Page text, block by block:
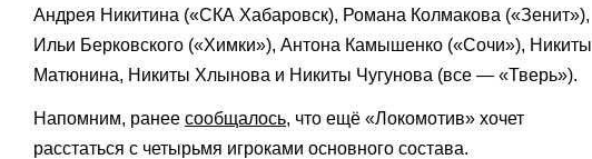
Андрея Никитина («СКА Хабаровск), Романа Колмакова («Зенит»),
Ильи Берковского («Химки»), Антона Камышенко («Сочи»), Никиты
Матюнина, Никиты Хлынова и Никиты Чугунова (все — «Тверь»).
Напомним, ранее сообщалось, что ещё «Локомотив» хочет
расстаться с четырьмя игроками основного состава.